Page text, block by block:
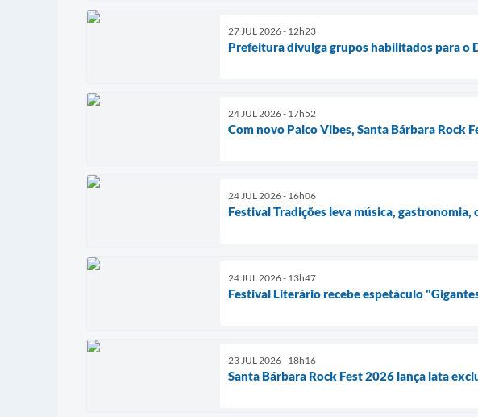
27 JUL 2026 - 12h23
Prefeitura divulga grupos habilitados para o
24 JUL 2026 - 17h52
Com novo Palco Vibes, Santa Bárbara Rock
24 JUL 2026 - 16h06
Festival Tradições leva música,
24 JUL 2026 - 13h47
Festival Literário recebe espetáculo
23 JUL 2026 - 18h16
Santa Bárbara Rock Fest 2026 lança lata